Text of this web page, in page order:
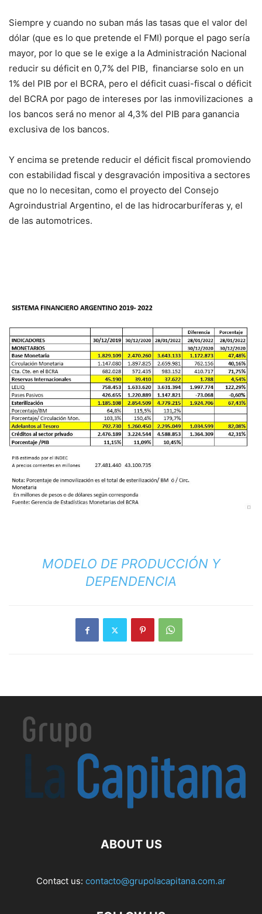
Siempre y cuando no suban más las tasas que el valor del
dólar (que es lo que pretende el FMI) porque el pago sería
mayor, por lo que se le exige a la Administración Nacional
reducir su déficit en 0,7% del PIB, financiarse solo en un
1% del PIB por el BCRA, pero el déficit cuasi-fiscal o déficit
del BCRA por pago de intereses por las inmovilizaciones a
los bancos será no menor al 4,3% del PIB para ganancia
exclusiva de los bancos.
Y encima se pretende reducir el déficit fiscal promoviendo
con estabilidad fiscal y desgravación impositiva a sectores
que no lo necesitan, como el proyecto del Consejo
Agroindustrial Argentino, el de las hidrocarburíferas y, el
de las automotrices.
MODELO DE PRODUCCIÓN Y
DEPENDENCIA
ABOUT US
Contact us: contacto@grupolacapitana.com.ar